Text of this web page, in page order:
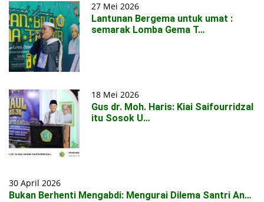
27 Mei 2026
Lantunan Bergema untuk umat :
semarak Lomba Gema T…
18 Mei 2026
Gus dr. Moh. Haris: Kiai Saifourridzal
itu Sosok U…
30 April 2026
Bukan Berhenti Mengabdi: Mengurai Dilema Santri An…